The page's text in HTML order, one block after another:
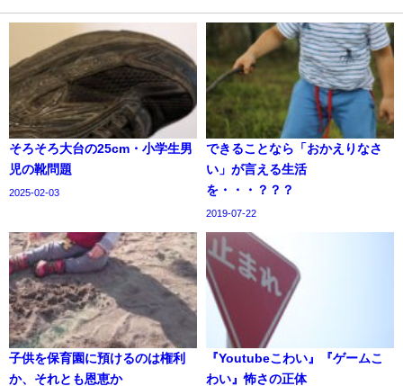
そろそろ大台の25cm・小学生男
児の靴問題
2025-02-03
できることなら「おかえりなさ
い」が言える生活
を・・・？？？
2019-07-22
子供を保育園に預けるのは権利
か、それとも恩恵か
『Youtubeこわい』『ゲームこ
わい』怖さの正体